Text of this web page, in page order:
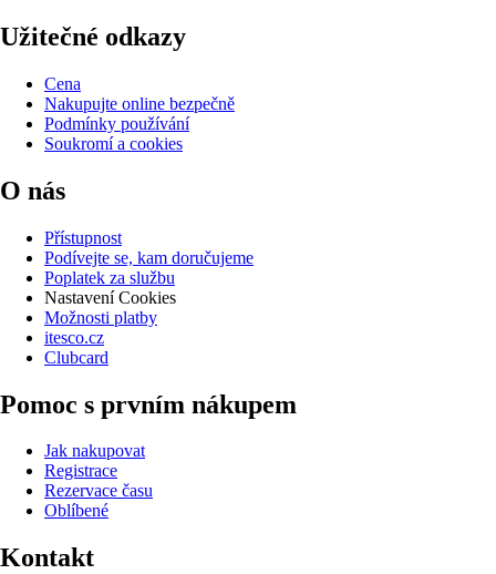
Užitečné odkazy
Cena
Nakupujte online bezpečně
Podmínky používání
Soukromí a cookies
O nás
Přístupnost
Podívejte se, kam doručujeme
Poplatek za službu
Nastavení Cookies
Možnosti platby
itesco.cz
Clubcard
Pomoc s prvním nákupem
Jak nakupovat
Registrace
Rezervace času
Oblíbené
Kontakt